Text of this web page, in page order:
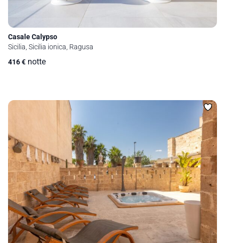
Casale Calypso
Sicilia, Sicilia ionica, Ragusa
416€ notte